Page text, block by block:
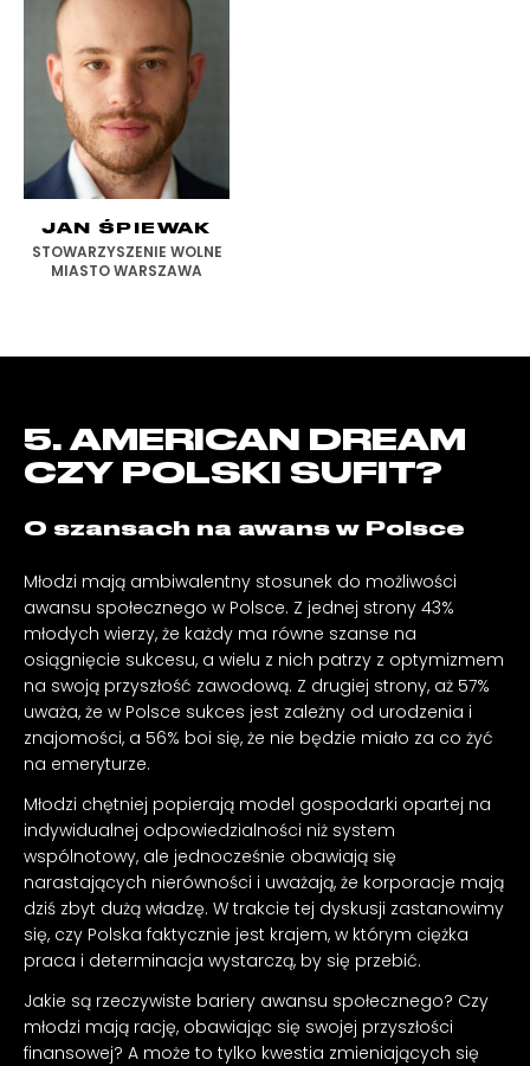
JAN ŚPIEWAK
STOWARZYSZENIE WOLNE
MIASTO WARSZAWA
5. AMERICAN DREAM
CZY POLSKI SUFIT?
O szansach na awans w Polsce
Młodzi mają ambiwalentny stosunek do możliwości
awansu społecznego w Polsce. Z jednej strony 43%
młodych wierzy, że każdy ma równe szanse na
osiągnięcie sukcesu, a wielu z nich patrzy z optymizmem
na swoją przyszłość zawodową. Z drugiej strony, aż 57%
uważa, że w Polsce sukces jest zależny od urodzenia i
znajomości, a 56% boi się, że nie będzie miało za co żyć
na emeryturze.
Młodzi chętniej popierają model gospodarki opartej na
indywidualnej odpowiedzialności niż system
wspólnotowy, ale jednocześnie obawiają się
narastających nierówności i uważają, że korporacje mają
dziś zbyt dużą władzę. W trakcie tej dyskusji zastanowimy
się, czy Polska faktycznie jest krajem, w którym ciężka
praca i determinacja wystarczą, by się przebić.
Jakie są rzeczywiste bariery awansu społecznego? Czy
młodzi mają rację, obawiając się swojej przyszłości
finansowej? A może to tylko kwestia zmieniających się